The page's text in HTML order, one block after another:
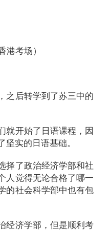
港考场）
之后转学到了苏三中的
就开始了日语课程，因
坚实的日语基础。
择了政治经济学部和社
人觉得无论合格了哪一
的社会科学部中也有包
经济学部，但是顺利考